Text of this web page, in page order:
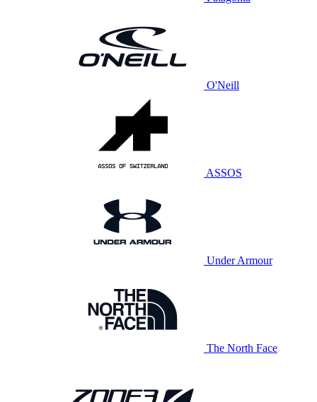
O'Neill
ASSOS
Under Armour
The North Face